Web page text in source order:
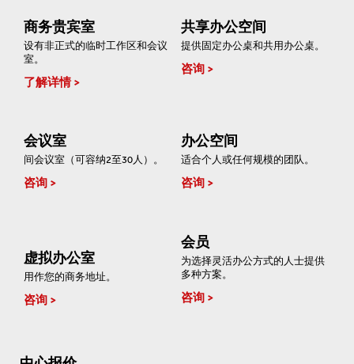
商务贵宾室
设有非正式的临时工作区和会议
室。
了解详情
共享办公空间
提供固定办公桌和共用办公桌。
咨询
会议室
间会议室（可容纳2至30人）。
咨询
办公空间
适合个人或任何规模的团队。
咨询
虚拟办公室
用作您的商务地址。
咨询
会员
为选择灵活办公方式的人士提供
多种方案。
咨询